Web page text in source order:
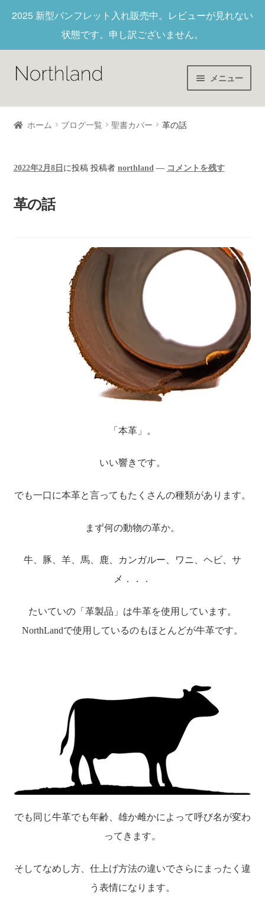
2025 新型パンフレット入れ販売中。レビューが見れない
状態です。申し訳ございません。
メニュー
Home
新作商品
パンフレット・カード入れ
お買い物カゴ
ホーム ブログ一覧 聖書カバー 革の話
2022年2月8日 に投稿 投稿者 northland — コメントを残す
革の話
「本革」。
いい響きです。
でも一口に本革と言ってもたくさんの種類があります。
まず何の動物の革か。
牛、豚、羊、馬、鹿、カンガルー、ワニ、ヘビ、サ
メ．．．
たいていの「革製品」は牛革を使用しています。
NorthLandで使用しているのもほとんどが牛革です。
でも同じ牛革でも年齢、雄か雌かによって呼び名が変わ
ってきます。
そしてなめし方、仕上げ方法の違いでさらにまったく違
う表情になります。